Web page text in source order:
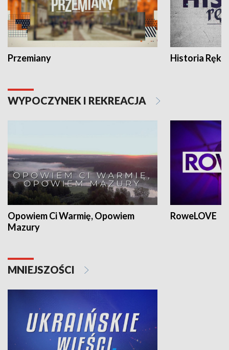
Przemiany Historia Ręką
WYPOCZYNEK I REKREACJA
Opowiem Ci Warmię, Opowiem
Mazury
RoweLOVE
MNIEJSZOŚCI